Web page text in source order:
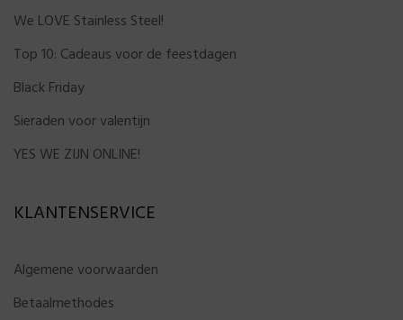
We LOVE Stainless Steel!
Top 10: Cadeaus voor de feestdagen
Black Friday
Sieraden voor valentijn
YES WE ZIJN ONLINE!
KLANTENSERVICE
Algemene voorwaarden
Betaalmethodes